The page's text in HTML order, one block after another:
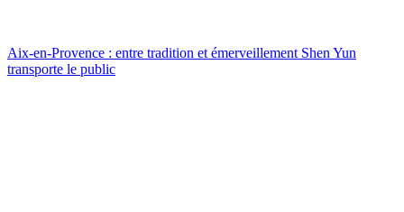
Aix-en-Provence : entre tradition et émerveillement Shen Yun
transporte le public